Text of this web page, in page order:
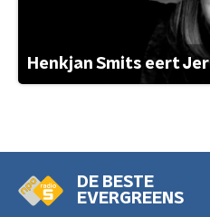
Henkjan Smits eert
DE BESTE
EVERGREENS